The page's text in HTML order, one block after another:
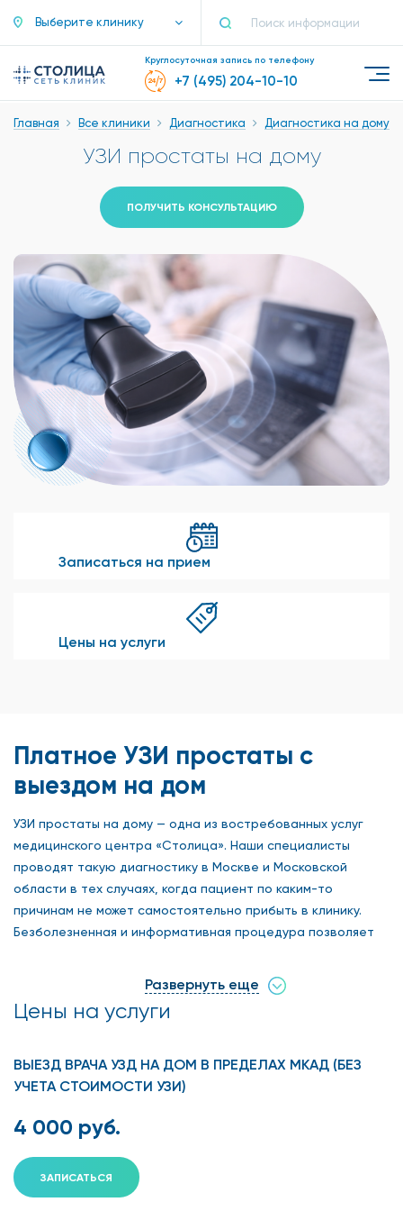
Выберите клинику
Круглосуточная запись по телефону
+7 (495) 204-10-10
Главная Все клиники Диагностика Диагностика на дому
УЗИ простаты на дому
ПОЛУЧИТЬ КОНСУЛЬТАЦИЮ
Записаться на прием
Цены на услуги
Платное УЗИ простаты с
выездом на дом
УЗИ простаты на дому — одна из востребованных услуг
медицинского центра «Столица». Наши специалисты
проводят такую диагностику в Москве и Московской
области в тех случаях, когда пациент по каким-то
причинам не может самостоятельно прибыть в клинику.
Безболезненная и информативная процедура позволяет
также оценить динамику лечения. Вызов врача можно
оформить на сайте или по телефону.
УЗИ простаты на дому: как
подготовиться
Способ подготовки к процедуре зависит от вида
трансабдоминальным и трансректальным. В первом
случае у пациента должен быть наполненный мочевой
Развернуть еще
Цены на услуги
ВЫЕЗД ВРАЧА УЗД НА ДОМ В ПРЕДЕЛАХ МКАД (БЕЗ
УЧЕТА СТОИМОСТИ УЗИ)
4 000 руб.
ЗАПИСАТЬСЯ